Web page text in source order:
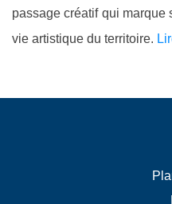
passage créatif qui marque
vie artistique du territoire.